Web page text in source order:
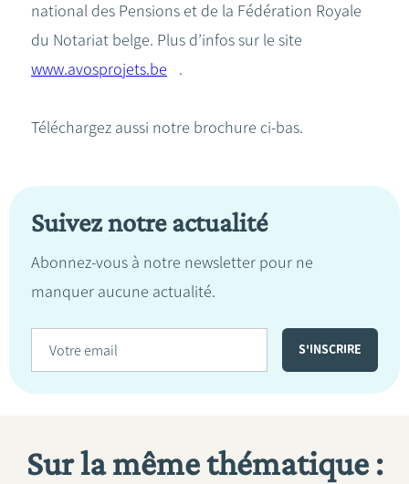
national des Pensions et de la Fédération Royale
du Notariat belge. Plus d’infos sur le site
www.avosprojets.be
.
Téléchargez aussi notre brochure ci-bas.
Suivez notre actualité
Abonnez-vous à notre newsletter pour ne
manquer aucune actualité.
Sur la même thématique :